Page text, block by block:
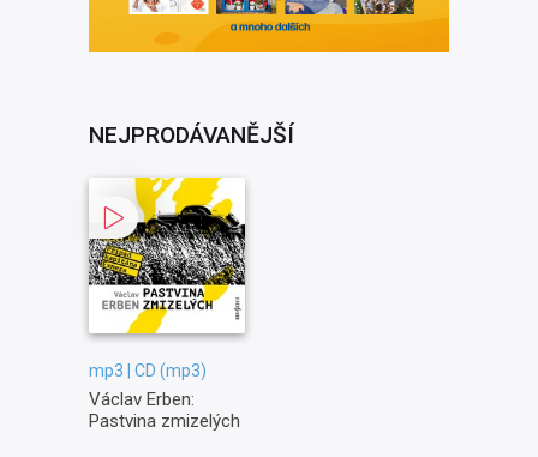
NEJPRODÁVANĚJŠÍ
mp3 | CD (mp3)
Václav Erben:
Pastvina zmizelých